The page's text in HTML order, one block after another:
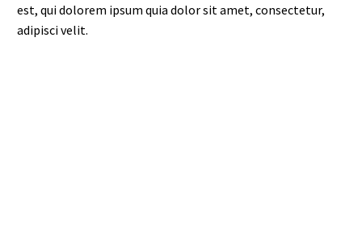
est, qui dolorem ipsum quia dolor sit amet, consectetur,
adipisci velit.